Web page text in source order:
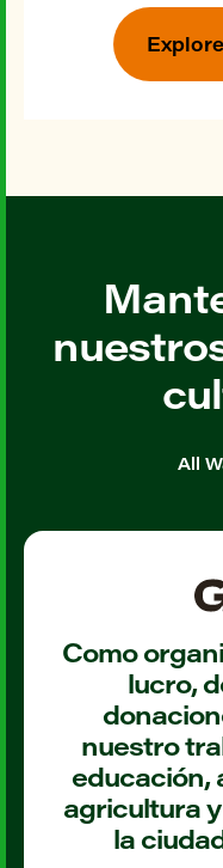
All
Como
lucro,
nuestro
educación,
agricultura
la